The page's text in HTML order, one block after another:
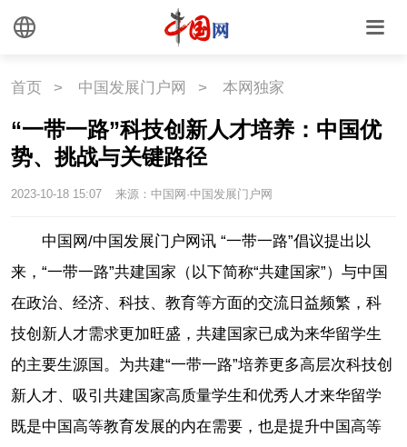
首页 > 中国发展门户网 > 本网独家
“一带一路”科技创新人才培养：中国优
势、挑战与关键路径
2023-10-18 15:07 来源：中国网·中国发展门户网
中国网/中国发展门户网讯 “一带一路”倡议提出以
来，“一带一路”共建国家（以下简称“共建国家”）与中国
在政治、经济、科技、教育等方面的交流日益频繁，科
技创新人才需求更加旺盛，共建国家已成为来华留学生
的主要生源国。为共建“一带一路”培养更多高层次科技创
新人才、吸引共建国家高质量学生和优秀人才来华留学
既是中国高等教育发展的内在需要，也是提升中国高等